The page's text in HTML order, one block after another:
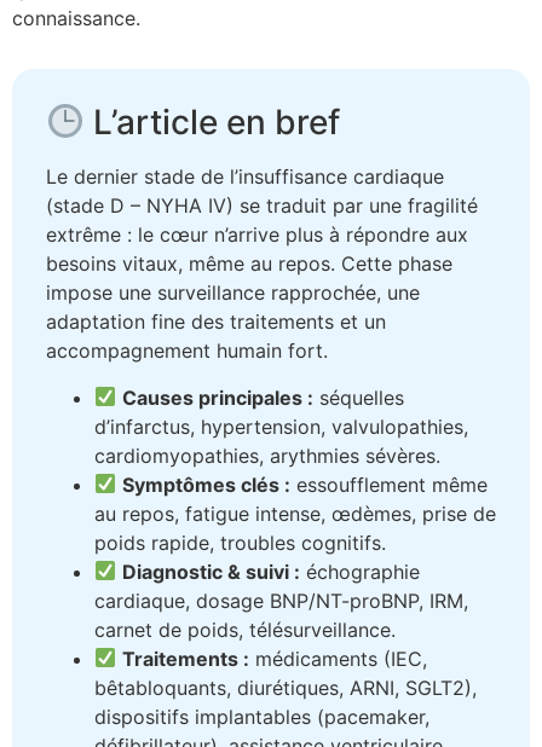
connaissance.
L’article en bref
Le dernier stade de l’insuffisance cardiaque
(stade D – NYHA IV) se traduit par une fragilité
extrême : le cœur n’arrive plus à répondre aux
besoins vitaux, même au repos. Cette phase
impose une surveillance rapprochée, une
adaptation fine des traitements et un
accompagnement humain fort.
Causes principales : séquelles
d’infarctus, hypertension, valvulopathies,
cardiomyopathies, arythmies sévères.
Symptômes clés : essoufflement même
au repos, fatigue intense, œdèmes, prise de
poids rapide, troubles cognitifs.
Diagnostic & suivi : échographie
cardiaque, dosage BNP/NT-proBNP, IRM,
carnet de poids, télésurveillance.
Traitements : médicaments (IEC,
bêtabloquants, diurétiques, ARNI, SGLT2),
dispositifs implantables (pacemaker,